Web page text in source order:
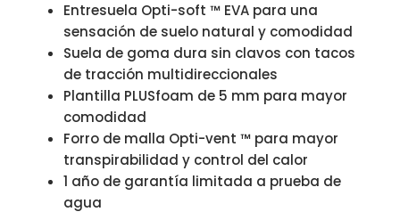
Entresuela Opti-soft ™ EVA para una
sensación de suelo natural y comodidad
Suela de goma dura sin clavos con tacos
de tracción multidireccionales
Plantilla PLUSfoam de 5 mm para mayor
comodidad
Forro de malla Opti-vent ™ para mayor
transpirabilidad y control del calor
1 año de garantía limitada a prueba de
agua